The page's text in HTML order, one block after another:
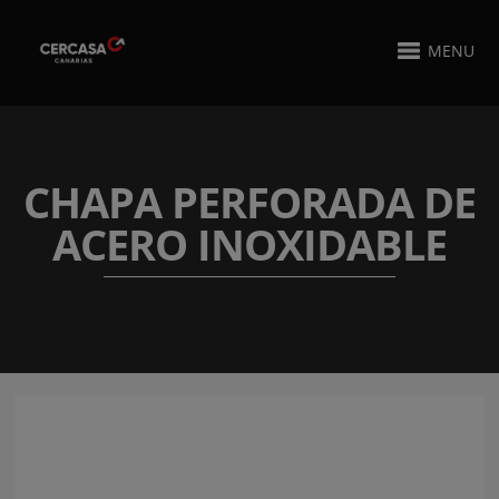
MENU
CHAPA PERFORADA DE
ACERO INOXIDABLE